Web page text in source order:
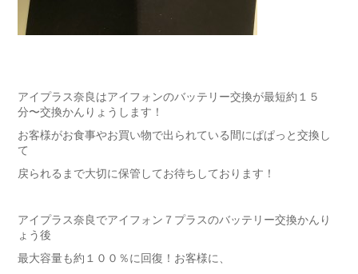
アイプラス奈良はアイフォンのバッテリー交換が最短約１５
分〜交換かんりょうします！
お客様がお食事やお買い物で出られている間にぱぱっと交換し
て
戻られるまで大切に保管してお待ちしております！
アイプラス奈良でアイフォン７プラスのバッテリー交換かんり
ょう後
最大容量も約１００％に回復！お客様に、